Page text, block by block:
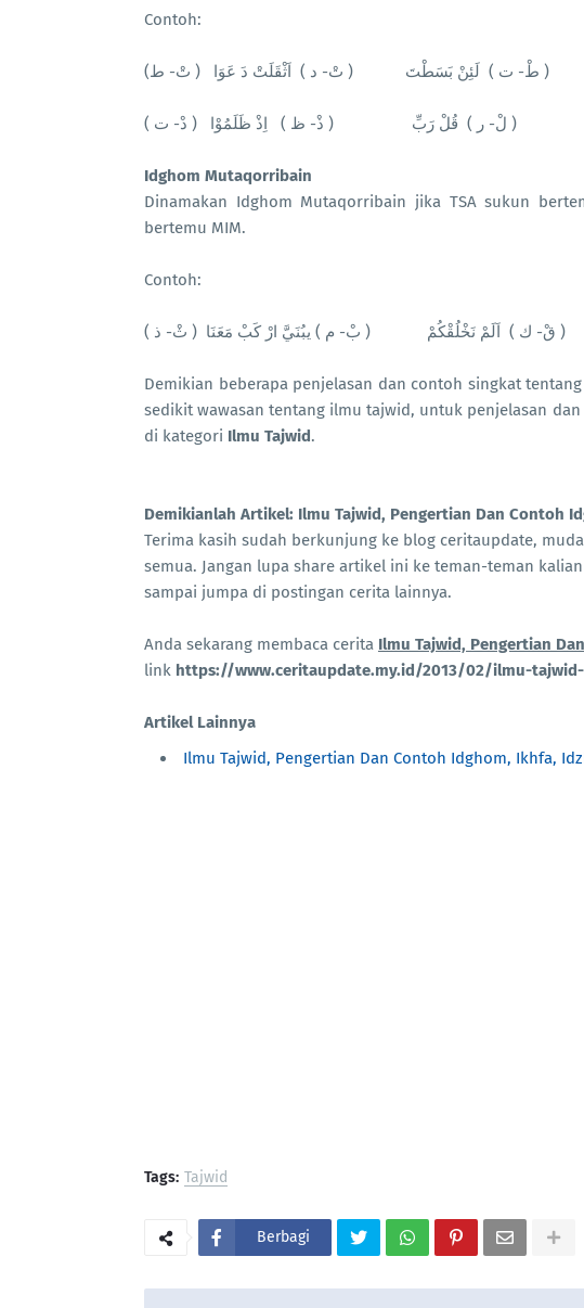
Contoh:
طَا ئِفَة ٌ ( طْ- ت ) لَئِنْ بَسَطْتَ ( تْ- د ) اَثْقَلَتْ دَ عَوَا
) قَدْ تَبَيَّنَ ( لْ- ر ) قُلْ رَبِّ ( ذْ- ظ ) اِذْ ظَلَمُوْا
Idghom Mutaqorribain
Dinamakan Idghom Mutaqorribain jika TSA sukun
bertemu MIM.
Contoh:
لِكَ ( قْ- ك ) اَلَمْ نَخْلُقْكُمْ ( بْ- م ) يبُنَيَّ ارْ كَبْ مَعَنَا
Demikian beberapa penjelasan dan contoh singkat tentang
sedikit wawasan tentang ilmu tajwid, untuk penjelasan
di kategori Ilmu Tajwid.
Demikianlah Artikel: Ilmu Tajwid, Pengertian Dan Contoh
Terima kasih sudah berkunjung ke blog ceritaupdate,
semua. Jangan lupa share artikel ini ke teman-teman
sampai jumpa di postingan cerita lainnya.
Anda sekarang membaca cerita Ilmu Tajwid, Pengertian
link https://www.ceritaupdate.my.id/2013/02/ilmu-
Artikel Lainnya
Ilmu Tajwid, Pengertian Dan Contoh Idghom, Ikhfa,
Tags: Tajwid
Berbagi